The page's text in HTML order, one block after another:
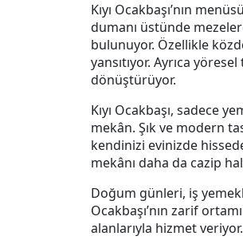
Kıyı Ocakbaşı’nın
dumanı üstünde
bulunuyor. Özellikle
yansıtıyor. Ayrıca
dönüştürüyor.
Kıyı Ocakbaşı, sadece
mekân. Şık ve modern
kendinizi evinizde
mekânı daha da cazip
Doğum günleri, iş
Ocakbaşı’nın zarif
alanlarıyla hizmet veriyor.